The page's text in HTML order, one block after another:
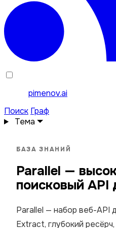
pimenov.ai
Поиск Граф
Тема
БАЗА ЗНАНИЙ
Parallel —
поисковый API
Parallel — набор веб-API
Extract, глубокий